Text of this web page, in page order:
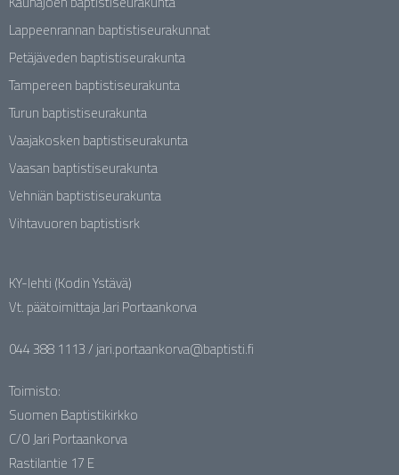
Lappeenrannan baptistiseurakunnat
Petäjäveden baptistiseurakunta
Tampereen baptistiseurakunta
Turun baptistiseurakunta
Vaajakosken baptistiseurakunta
Vaasan baptistiseurakunta
Vehniän baptistiseurakunta
Vihtavuoren baptistisrk
KY-lehti (Kodin Ystävä)
Vt. päätoimittaja Jari Portaankorva
044 388 1113 / jari.portaankorva@baptisti.fi
Toimisto:
Suomen Baptistikirkko
C/O Jari Portaankorva
Rastilantie 17 E